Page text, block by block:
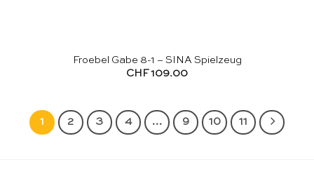
Froebel Gabe 8-1 – SINA Spielzeug
CHF 109.00
1 2 3 4 … 9 10 11